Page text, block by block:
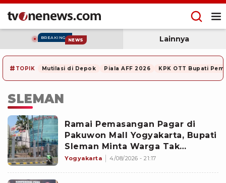
BREAKING NEWS Lainnya
# TOPIK Mutilasi di Depok Piala AFF 2026 KPK OTT Bupati
SLEMAN
Ramai Pemasangan Pagar di
Pakuwon Mall Yogyakarta, Bupati
Sleman Minta Warga Tak
Khawatir: Negara Kita Aman
Yogyakarta 4/08/2026 - 21:17